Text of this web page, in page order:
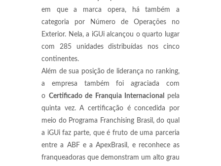
em que a marca opera, há também a
categoria por Número de Operações no
Exterior. Nela, a iGUi alcançou o quarto lugar
com 285 unidades distribuídas nos cinco
continentes.
Além de sua posição de liderança no ranking,
a empresa também foi agraciada com
o Certificado de Franquia Internacional pela
quinta vez. A certificação é concedida por
meio do Programa Franchising Brasil, do qual
a iGUi faz parte, que é fruto de uma parceria
entre a ABF e a ApexBrasil, e reconhece as
franqueadoras que demonstram um alto grau